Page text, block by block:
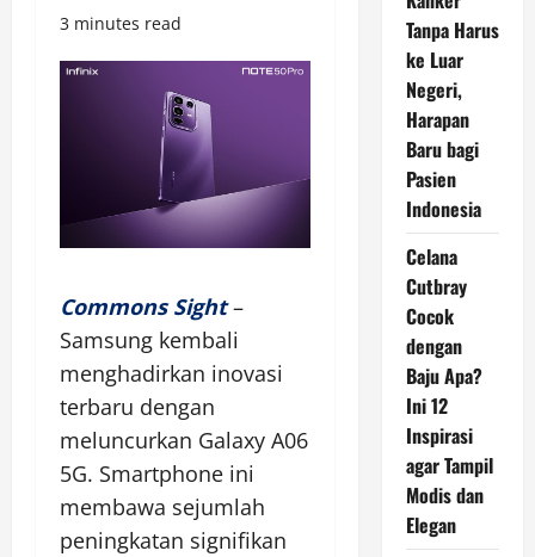
3 minutes read
Commons Sight–
Samsung kembali
menghadirkan inovasi
terbaru dengan
meluncurkan Galaxy A06
5G. Smartphone ini
membawa sejumlah
peningkatan signifikan
Tanpa Harus
ke Luar
Negeri,
Harapan
Baru bagi
Pasien
Indonesia
Celana
Cutbray
Cocok
dengan
Baju Apa?
Ini 12
Inspirasi
agar Tampil
Modis dan
Elegan